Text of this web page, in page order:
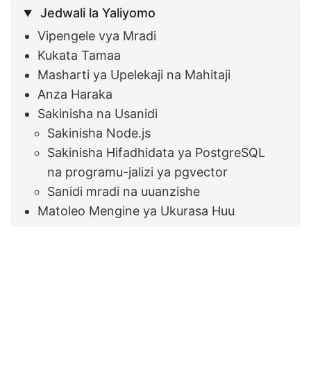
Jedwali la Yaliyomo
Vipengele vya Mradi
Kukata Tamaa
Masharti ya Upelekaji na Mahitaji
Anza Haraka
Sakinisha na Usanidi
Sakinisha Node.js
Sakinisha Hifadhidata ya PostgreSQL
na programu-jalizi ya pgvector
Sanidi mradi na uuanzishe
Matoleo Mengine ya Ukurasa Huu